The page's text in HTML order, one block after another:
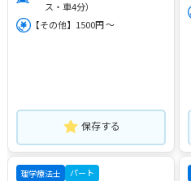
ス・車4分）
【その他】1500円 ～
保存する
理学療法士 パート